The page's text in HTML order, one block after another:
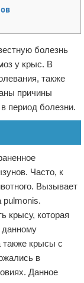
болезнь
у крыс. В
также
причины
период болезни.
Часто, к
Вызывает
pulmonis.
крысу, которая
данному
крысы с
в
Данное